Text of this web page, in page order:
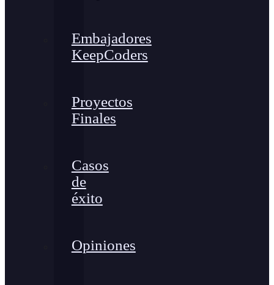
Embajadores
KeepCoders
Proyectos
Finales
Casos
de
éxito
Opiniones